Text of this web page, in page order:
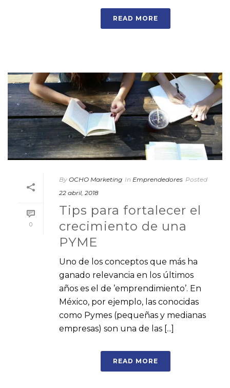
READ MORE
0
By OCHO Marketing In Emprendedores Posted
22 abril, 2018
Tips para fortalecer el
crecimiento de una
PYME
Uno de los conceptos que más ha
ganado relevancia en los últimos
años es el de ’emprendimiento’. En
México, por ejemplo, las conocidas
como Pymes (pequeñas y medianas
empresas) son una de las [...]
READ MORE